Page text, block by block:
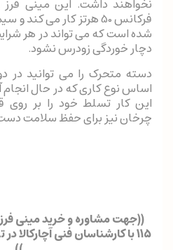
فرکانس 50 هرتز کار می
شده است که می تواند در هر
دچار خوردگی زودرس نشود.
دسته متحرک را می توانید
اساس نوع کاری که در حال
این کار تسلط خود را بر روی
چرخان نیز برای حفظ سلامت
115 با کارشناسان فنی آچارکالا در تماس باشید